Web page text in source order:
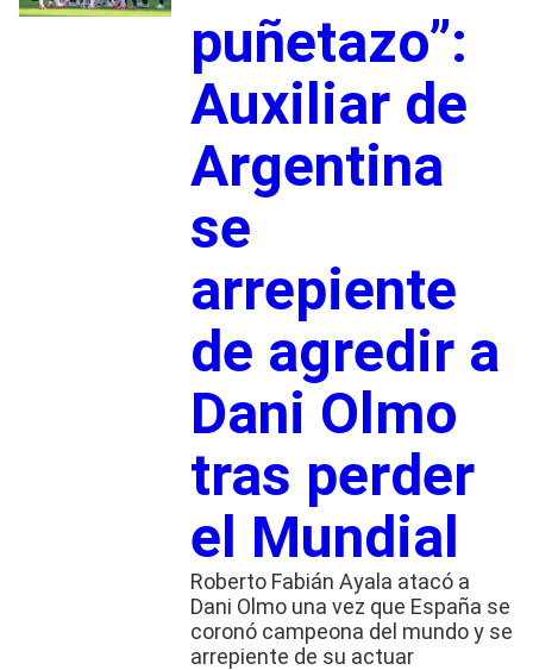
puñetazo”:
Auxiliar de
Argentina
se
arrepiente
de agredir a
Dani Olmo
tras perder
el Mundial
Roberto Fabián Ayala atacó a
Dani Olmo una vez que España se
coronó campeona del mundo y se
arrepiente de su actuar